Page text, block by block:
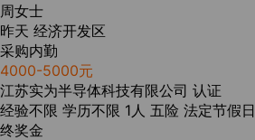
周女士
昨天 经济开发区
采购内勤
4000-5000元
江苏实为半导体科技有限公司 认证
经验不限 学历不限 1人 五险 法定节假日
终奖金